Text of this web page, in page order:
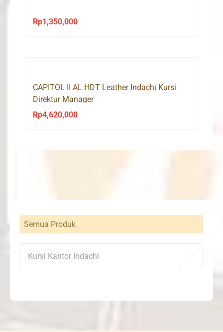
Rp1,350,000
CAPITOL II AL HDT Leather Indachi Kursi
Direktur Manager
Rp4,620,000
Semua Produk
